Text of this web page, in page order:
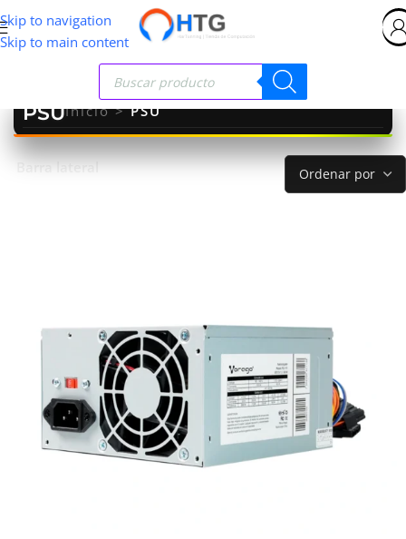
Skip to navigation
Skip to main content
PSUInicio>PSU
Barra lateral